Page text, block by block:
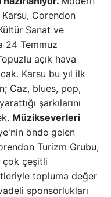
Corendon
Sanat ve
24 Temmuz
açık hava
Karsu bu yıl ilk
Caz, blues, pop,
şarkılarını
Müzikseverleri
önde gelen
Turizm Grubu,
çok çeşitli
topluma değer
sponsorlukları